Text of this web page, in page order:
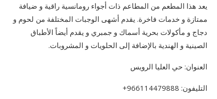
يعد هذا المطعم من المطاعم ذات أجواء رومانسية راقية و ضيافة
ممتازة و خدمات فاخرة. يقدم أشهى الوجبات المختلفة من لحوم و
دجاج و مأكولات بحرية أسماك و جمبري و يقدم أيضاً الأطباق
الصينية و الهندية بالإضافة إلى الحلويات و المشروبات.
العنوان: حي العليا الرويس
التليفون: 966114479888+